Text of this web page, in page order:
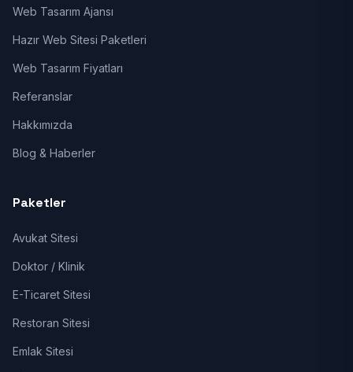
Web Tasarım Ajansı
Hazır Web Sitesi Paketleri
Web Tasarım Fiyatları
Referanslar
Hakkımızda
Blog & Haberler
Paketler
Avukat Sitesi
Doktor / Klinik
E-Ticaret Sitesi
Restoran Sitesi
Emlak Sitesi